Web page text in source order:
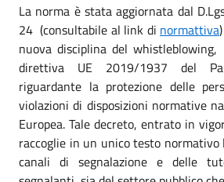
La norma è stata aggiornata dal
24 (consultabile al link di normattiva
nuova disciplina del
direttiva UE 2019/1937 del
riguardante la protezione delle
violazioni di disposizioni normative
Europea. Tale decreto, entrato in
raccoglie in un unico testo normativo
canali di segnalazione e delle